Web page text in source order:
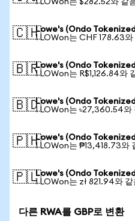
1 LOWon는 $282.52와 같
🇨🇭Lowe's (Ondo
1 LOWon는 CHF 178.63와
🇧🇷Lowe's (Ondo
1 LOWon는 R$1,126.84와
🇧🇩Lowe's (Ondo
1 LOWon는 ৳27,360.54와
🇵🇭Lowe's (Ondo
1 LOWon는 ₱13,418.73와
🇵🇱Lowe's (Ondo
1 LOWon는 zł 821.94와 같
다른 RWA를 GBP로 변환